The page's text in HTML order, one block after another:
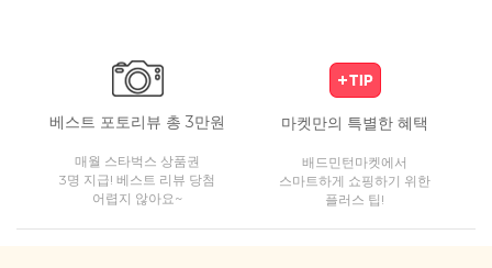
베스트 포토리뷰 총 3만원
매월 스타벅스 상품권
3명 지급! 베스트 리뷰 당첨
어렵지 않아요~
마켓만의 특별한 혜택
배드민턴마켓에서
스마트하게 쇼핑하기 위한
플러스 팁!